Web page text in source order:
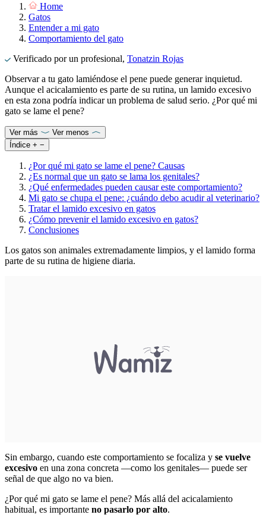
Home
Gatos
Entender a mi gato
Comportamiento del gato
Verificado por un profesional, Tonatzin Rojas
Observar a tu gato lamiéndose el pene puede generar inquietud.
Aunque el acicalamiento es parte de su rutina, un lamido excesivo
en esta zona podría indicar un problema de salud serio. ¿Por qué mi
gato se lame el pene?
Ver más
Ver menos
Índice + −
¿Por qué mi gato se lame el pene? Causas
¿Es normal que un gato se lama los genitales?
¿Qué enfermedades pueden causar este comportamiento?
Mi gato se chupa el pene: ¿cuándo debo acudir al veterinario?
Tratar el lamido excesivo en gatos
¿Cómo prevenir el lamido excesivo en gatos?
Conclusiones
Los gatos son animales extremadamente limpios, y el lamido forma
parte de su rutina de higiene diaria.
Sin embargo, cuando este comportamiento se focaliza y se vuelve
excesivo en una zona concreta —como los genitales— puede ser
señal de que algo no va bien.
¿Por qué mi gato se lame el pene? Más allá del acicalamiento
habitual, es importante no pasarlo por alto.